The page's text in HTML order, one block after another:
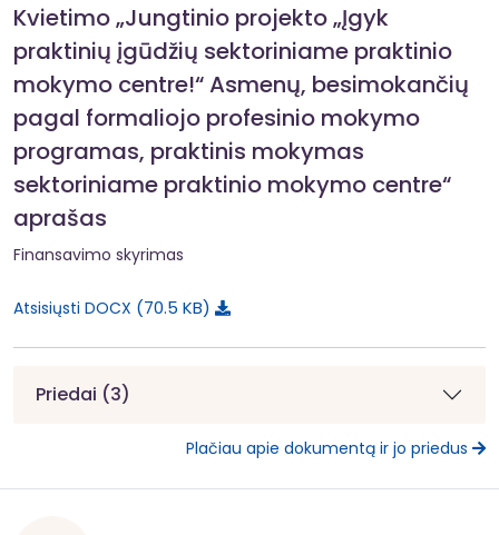
Kvietimo „Jungtinio projekto „Įgyk
praktinių įgūdžių sektoriniame praktinio
mokymo centre!“ Asmenų, besimokančių
pagal formaliojo profesinio mokymo
programas, praktinis mokymas
sektoriniame praktinio mokymo centre“
aprašas
Finansavimo skyrimas
Atsisiųsti DOCX 70.5 KB
Priedai (3)
Plačiau apie dokumentą ir jo priedus